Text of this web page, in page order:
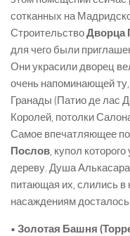
сотканных на
СтроительствоДворца
для чего были
Они украсили дворец
очень напоминающей
Гранады (Патио де лас
Королей, потолки
Самое впечатляющее
Послов , купол
дереву. Душа Алькасара
питающая их, слились
насаждениям досталось
• Золотая Башня